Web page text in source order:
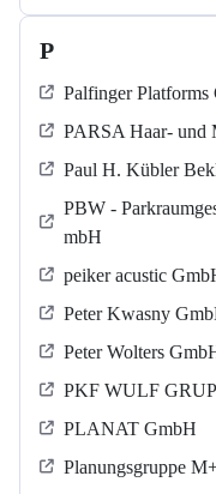
P
Palfinger Platforms
PARSA Haar- und
Paul H. Kübler
PBW -
mbH
peiker acustic
Peter Kwasny
Peter Wolters
PKF WULF
PLANAT GmbH
Planungsgruppe